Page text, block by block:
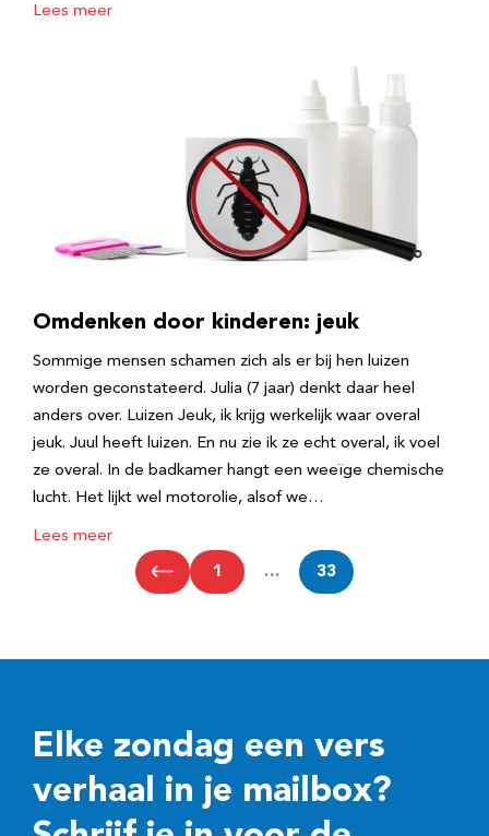
Lees meer
Omdenken door kinderen: jeuk
Sommige mensen schamen zich als er bij hen luizen
worden geconstateerd. Julia (7 jaar) denkt daar heel
anders over. Luizen Jeuk, ik krijg werkelijk waar overal
jeuk. Juul heeft luizen. En nu zie ik ze echt overal, ik voel
ze overal. In de badkamer hangt een weeïge chemische
lucht. Het lijkt wel motorolie, alsof we…
Lees meer
1 … 33
Elke zondag een vers
verhaal in je mailbox?